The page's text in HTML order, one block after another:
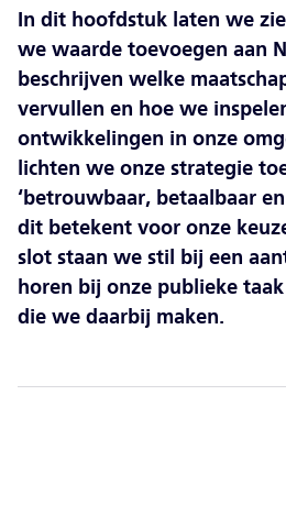
In dit hoofdstuk laten we
we waarde toevoegen aan
beschrijven welke
vervullen en hoe we
ontwikkelingen in onze
lichten we onze strategie
‘betrouwbaar, betaalbaar
dit betekent voor onze
slot staan we stil bij een
horen bij onze publieke
die we daarbij maken.